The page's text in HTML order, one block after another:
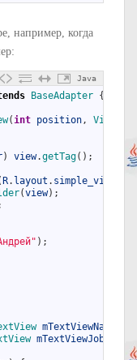
например, когда
Java
BaseAdapter {
( int position , View
) view.getTag( ) ;
R. layout . simple_view
(view) ;
) ;
mTextViewName
mTextViewJob